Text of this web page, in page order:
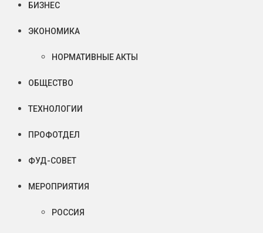
БИЗНЕС
ЭКОНОМИКА
НОРМАТИВНЫЕ АКТЫ
ОБЩЕСТВО
ТЕХНОЛОГИИ
ПРОФОТДЕЛ
ФУД-СОВЕТ
МЕРОПРИЯТИЯ
РОССИЯ